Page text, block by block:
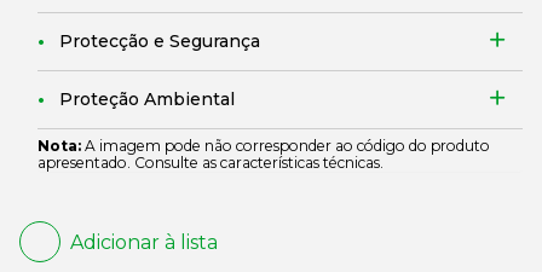
Protecção e Segurança
Proteção Ambiental
Nota: A imagem pode não corresponder ao código do produto
apresentado. Consulte as características técnicas.
Adicionar à lista